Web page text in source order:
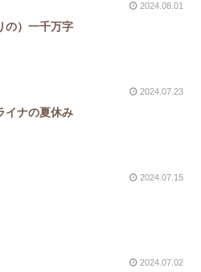
2024.08.01
の）一千万字
2024.07.23
イナの夏休み
2024.07.15
2024.07.02